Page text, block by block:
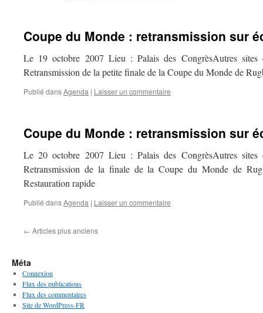
Coupe du Monde : retransmission sur
Le 19 octobre 2007 Lieu : Palais des CongrèsAutres
Retransmission de la petite finale de la Coupe du Monde de
Publié dansAgenda | Laisser un commentaire
Coupe du Monde : retransmission sur
Le 20 octobre 2007 Lieu : Palais des CongrèsAutres
Retransmission de la finale de la Coupe du Monde de
Restauration rapide
Publié dansAgenda | Laisser un commentaire
← Articles plus anciens
Méta
Connexion
Flux des publications
Flux des commentaires
Site de WordPress-FR